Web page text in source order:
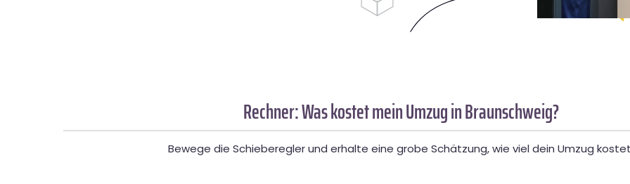
Rechner: Was kostet mein Umzug in Braunschweig?
Bewege die Schieberegler und erhalte eine grobe Schätzung, wie viel dein Umzug